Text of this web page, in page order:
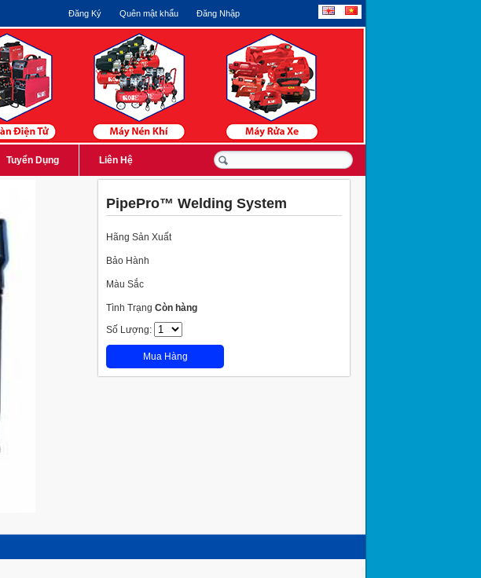
Đăng Ký Quên mật khẩu Đăng Nhập
Tuyển Dụng Liên Hệ
PipePro™ Welding System
Hãng Sản Xuất
Bảo Hành
Màu Sắc
Tình Trạng Còn hàng
Số Lượng:
Mua Hàng